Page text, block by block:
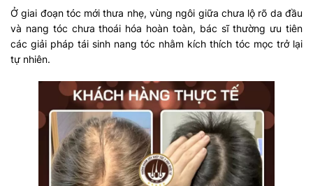
Ở giai đoạn tóc mới thưa nhẹ, vùng ngôi giữa chưa lộ rõ da đầu
và nang tóc chưa thoái hóa hoàn toàn, bác sĩ thường ưu tiên
các giải pháp tái sinh nang tóc nhằm kích thích tóc mọc trở lại
tự nhiên.